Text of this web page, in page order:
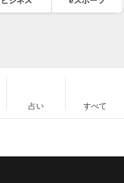
占い すべて